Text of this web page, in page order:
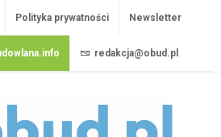
Polityka prywatności Newsletter
redakcja@obud.pl